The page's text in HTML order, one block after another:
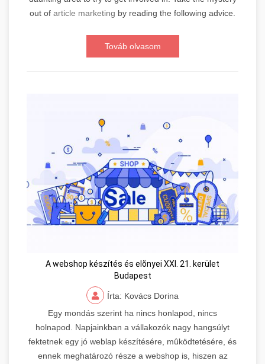
out of article marketing by reading the following advice.
Továb olvasom
A webshop készítés és elõnyei XXI. 21. kerület
Budapest
Írta: Kovács Dorina
Egy mondás szerint ha nincs honlapod, nincs
holnapod. Napjainkban a vállakozók nagy hangsúlyt
fektetnek egy jó weblap készítésére, mûködtetésére, és
ennek meghatározó része a webshop is, hiszen az